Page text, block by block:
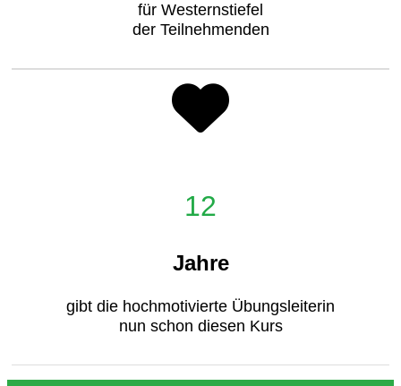
für Westernstiefel
der Teilnehmenden
12
Jahre
gibt die hochmotivierte Übungsleiterin
nun schon diesen Kurs